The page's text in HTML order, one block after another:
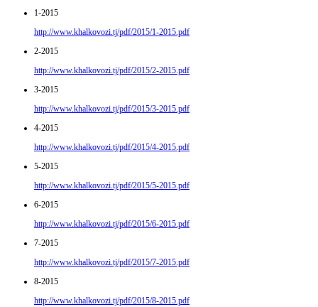
1-2015
http://www.khalkovozi.tj/pdf/2015/1-2015.pdf
2-2015
http://www.khalkovozi.tj/pdf/2015/2-2015.pdf
3-2015
http://www.khalkovozi.tj/pdf/2015/3-2015.pdf
4-2015
http://www.khalkovozi.tj/pdf/2015/4-2015.pdf
5-2015
http://www.khalkovozi.tj/pdf/2015/5-2015.pdf
6-2015
http://www.khalkovozi.tj/pdf/2015/6-2015.pdf
7-2015
http://www.khalkovozi.tj/pdf/2015/7-2015.pdf
8-2015
http://www.khalkovozi.tj/pdf/2015/8-2015.pdf